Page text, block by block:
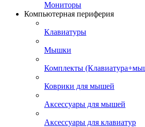
Мониторы
Компьютерная периферия
Клавиатуры
Мышки
Комплекты
Коврики для мышей
Аксессуары для мышей
Аксессуары для клавиатур